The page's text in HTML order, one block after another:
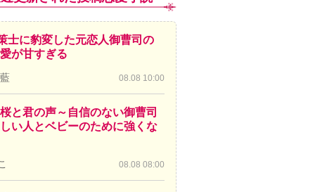
士に豹変した元恋人御曹司の
が甘すぎる
08.08 10:00
と君の声～自信のない御曹司
い人とベビーのために強くな
08.08 08:00